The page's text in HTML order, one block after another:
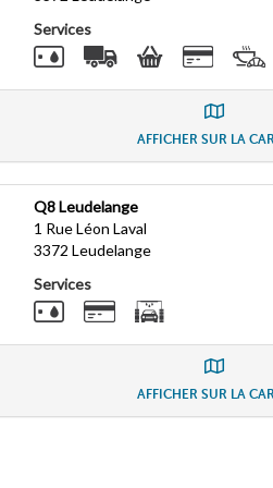
Services
AFFICHER SUR LA
Q8 Leudelange
1 Rue Léon Laval
3372 Leudelange
Services
AFFICHER SUR LA